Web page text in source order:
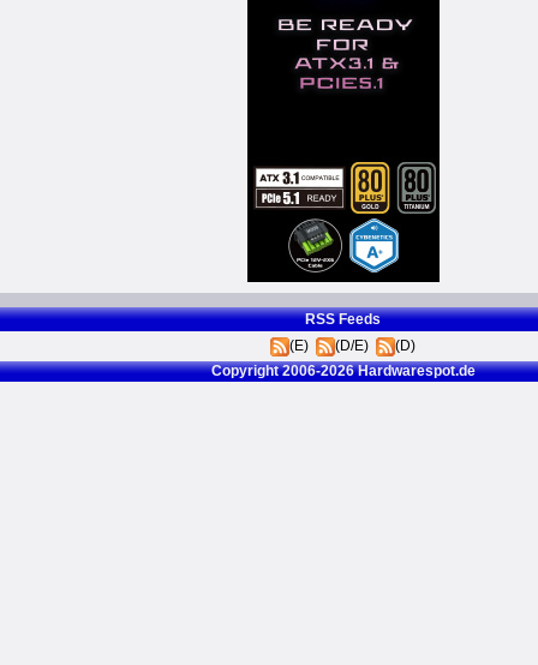
RSS Feeds
(E)
(D/E)
(D)
Copyright 2006-2026 Hardwarespot.de